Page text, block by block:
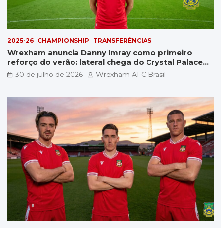
2025-26 CHAMPIONSHIP TRANSFERÊNCIAS
Wrexham anuncia Danny Imray como primeiro
reforço do verão: lateral chega do Crystal Palace
por £5 milhões
30 de julho de 2026 Wrexham AFC Brasil